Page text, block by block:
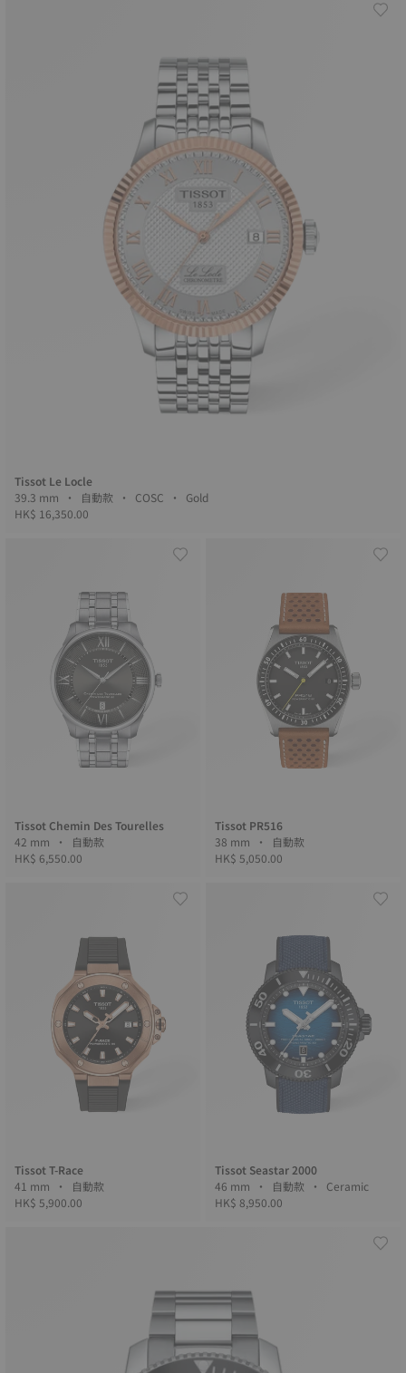
Tissot Le Locle
39.3 mm • 自動款 • COSC • Gold
HK$ 16,350.00
Tissot Chemin Des Tourelles
42 mm • 自動款
HK$ 6,550.00
Tissot PR516
38 mm • 自動款
HK$ 5,050.00
Tissot T-Race
41 mm • 自動款
HK$ 5,900.00
Tissot Seastar 2000
46 mm • 自動款 • Ceramic
HK$ 8,950.00